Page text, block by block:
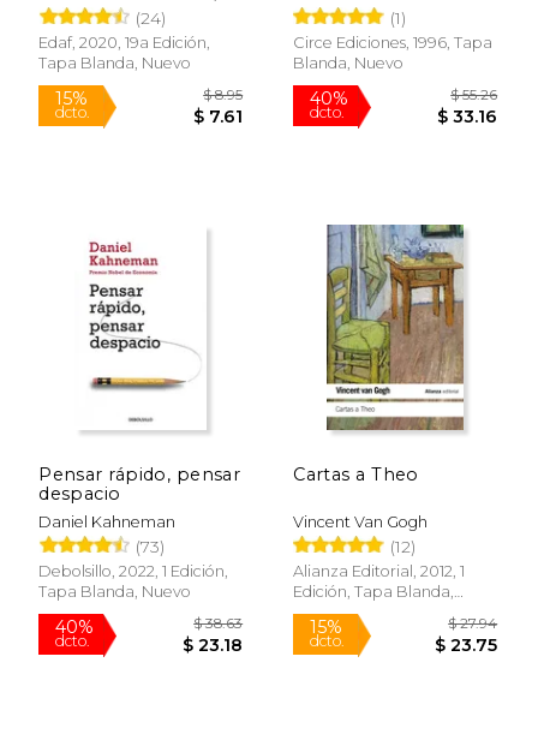
Rápido
Marco Aurelio(24)
Edaf, 2020, 19a Edición,
Tapa Blanda, Nuevo
(1)
Circe Ediciones, 1996, Tapa
Blanda, Nuevo
Pensar rápido, pensar
despacio
Daniel Kahneman
(73)
Debolsillo, 2022, 1 Edición,
Tapa Blanda, Nuevo
Cartas a Theo
Vincent Van Gogh
(12)
Alianza Editorial, 2012, 1
Edición, Tapa Blanda,
Nuevo